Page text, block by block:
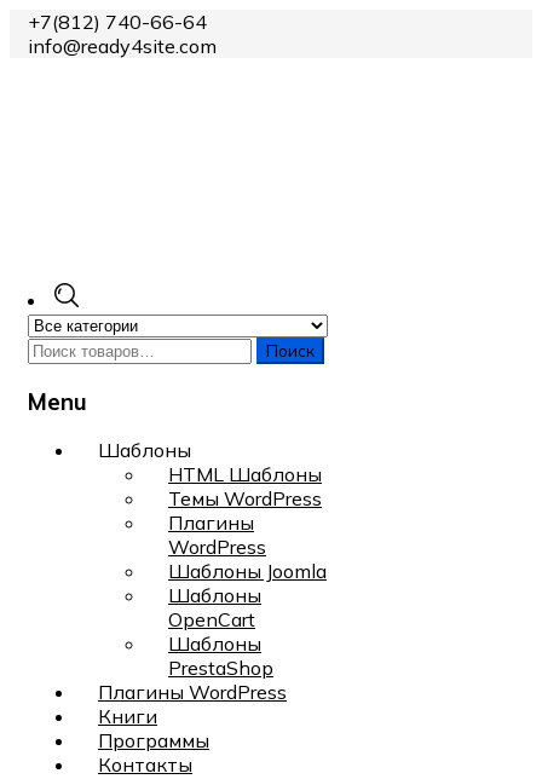
+7(812) 740-66-64
info@ready4site.com
Поиск
Menu
Skip
Шаблоны
HTML Шаблоны
Темы WordPress
Плагины
WordPress
Шаблоны Joomla
Шаблоны
OpenCart
Шаблоны
PrestaShop
Плагины WordPress
Книги
Программы
Контакты